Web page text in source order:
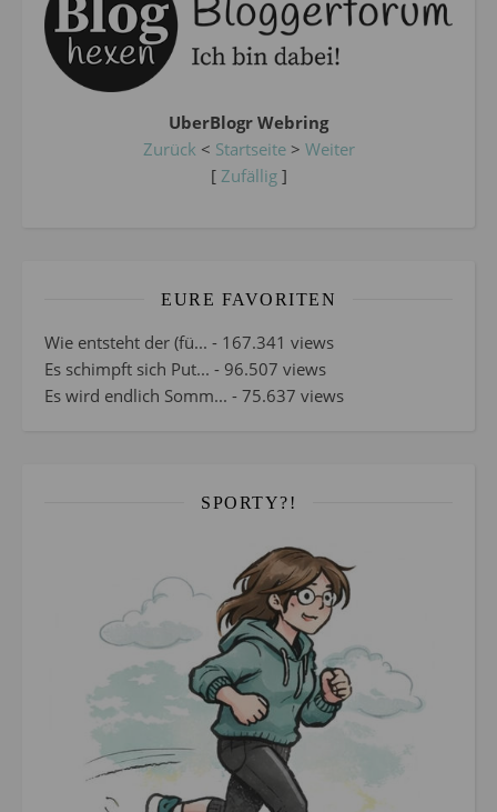
UberBlogr Webring
Zurück < Startseite> Weiter
[ Zufällig]
EURE FAVORITEN
Wie entsteht der (fü... - 167.341 views
Es schimpft sich Put... - 96.507 views
Es wird endlich Somm... - 75.637 views
SPORTY?!